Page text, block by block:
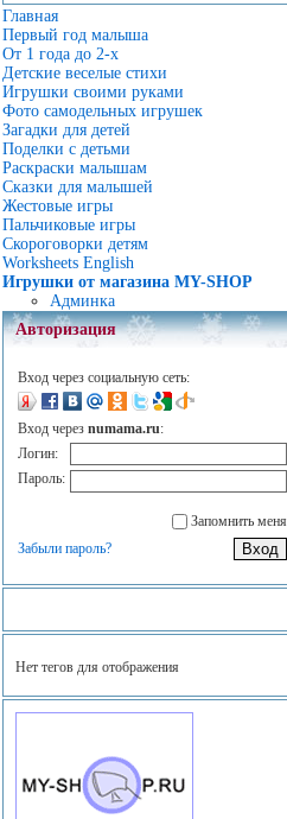
Главная
Первый год малыша
От 1 года до 2-х
Детские веселые стихи
Игрушки своими руками
Фото самодельных игрушек
Загадки для детей
Поделки с детьми
Раскраски малышам
Сказки для малышей
Жестовые игры
Пальчиковые игры
Скороговорки детям
Worksheets English
Игрушки от магазина MY-SHOP
Админка
Авторизация
Вход через социальную сеть:
Вход через numama.ru:
Логин:
Пароль:
Запомнить меня
Забыли пароль?
Нет тегов для отображения